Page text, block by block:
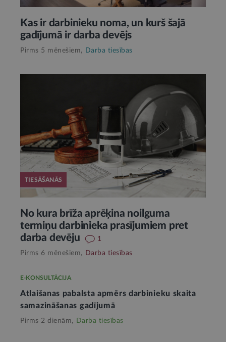
Kas ir darbinieku noma, un kurš šajā
gadījumā ir darba devējs
Pirms 5 mēnešiem, Darba tiesības
TIESĀŠANĀS
No kura brīža aprēķina noilguma
termiņu darbinieka prasījumiem pret
darba devēju
1
Pirms 6 mēnešiem, Darba tiesības
E-KONSULTĀCIJA
Atlaišanas pabalsta apmērs darbinieku skaita
samazināšanas gadījumā
Pirms 2 dienām, Darba tiesības